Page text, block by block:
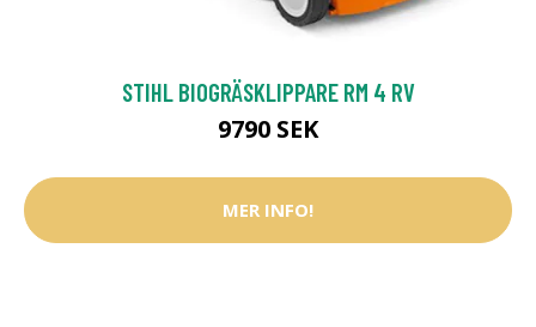
STIHL BIOGRÄSKLIPPARE RM 4 RV
9790 SEK
MER INFO!